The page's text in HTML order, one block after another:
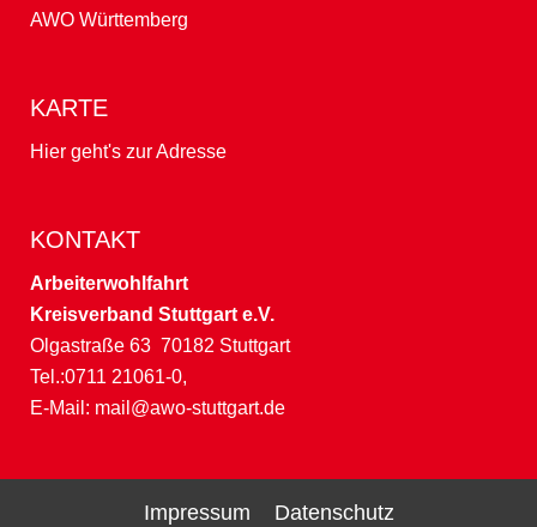
Ich gehe wählen, weil ... - Unsere Stimme zur
Bundestagswahl
AWO Württemberg
KARTE
Hier geht's zur Adresse
KONTAKT
Arbeiterwohlfahrt
Kreisverband Stuttgart e.V.
Olgastraße 63 70182 Stuttgart
Tel.:0711 21061-0,
E-Mail: mail@awo-stuttgart.de
Impressum Datenschutz